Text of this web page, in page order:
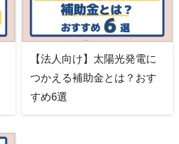
【法人向け】太陽光発電に
つかえる補助金とは？おす
すめ6選